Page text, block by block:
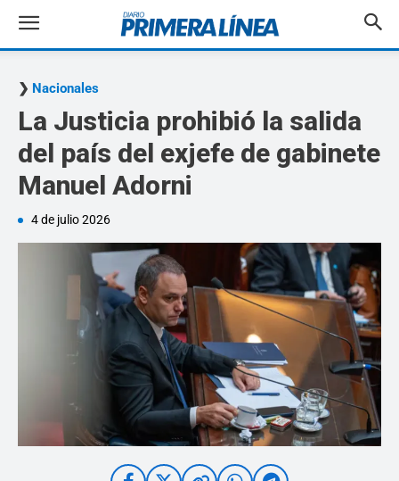
Nacionales
La Justicia prohibió la salida
del país del exjefe de gabinete
Manuel Adorni
4 de julio 2026